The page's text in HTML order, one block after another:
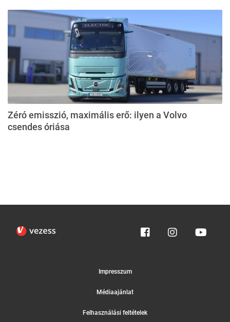
Zéró emisszió, maximális erő: ilyen a Volvo
csendes óriása
Impresszum
Médiaajánlat
Felhasználási feltételek